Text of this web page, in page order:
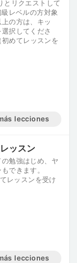
とリクエストして
レベルの方対象
の方は、キッ
択してくださ
めてレッスンを
lecciones
ッスン
勉強はじめ、ヤ
できます。
レッスンを受け
lecciones